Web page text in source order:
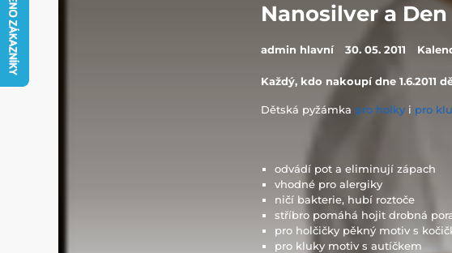
Nanosilver a
admin hlavní 30. 05. 2011
Každý, kdo nakoupí dne 1.6.2011
Dětská pyžámka pro holky i pro
odvádí pot a eliminují zápach
vhodné pro alergiky
ničí bakterie, hubí roztoče
stříbro pomáhá hojit drobná
pro holčičky pěkný motiv s
pro kluky motiv s autíčkem